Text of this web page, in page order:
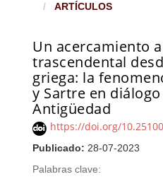
ARTÍCULOS
Un acercamiento
trascendental
griega: la
y Sartre en
Antigüedad
https://doi.org/
Publicado: 28-07-2023
Palabras clave:
Barra lateral del